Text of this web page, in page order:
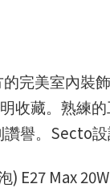
完美室內裝
收藏。 熟練
譽。 Secto
) E27 Max